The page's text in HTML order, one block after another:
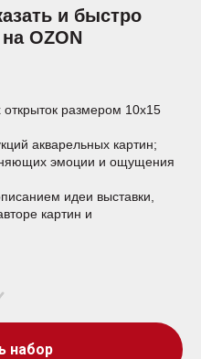
и быстро
OZON
размером 10х15
акварельных картин;
эмоции и ощущения
идеи выставки,
картин и
набор